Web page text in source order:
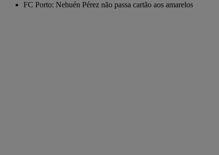
FC Porto: Nehuén Pérez não passa cartão aos amarelos